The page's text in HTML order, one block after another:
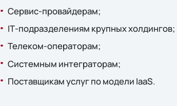
Сервис-провайдерам;
IТ-подразделениям крупных холдингов;
Телеком-операторам;
Системным интеграторам;
Поставщикам услуг по модели IaaS.